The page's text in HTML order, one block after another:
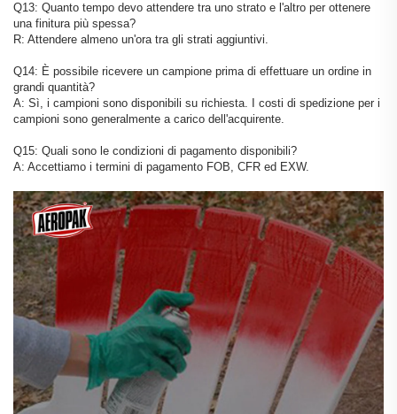
Q13: Quanto tempo devo attendere tra uno strato e l'altro per ottenere
una finitura più spessa?
R: Attendere almeno un'ora tra gli strati aggiuntivi.
Q14: È possibile ricevere un campione prima di effettuare un ordine in
grandi quantità?
A: Sì, i campioni sono disponibili su richiesta. I costi di spedizione per i
campioni sono generalmente a carico dell'acquirente.
Q15: Quali sono le condizioni di pagamento disponibili?
A: Accettiamo i termini di pagamento FOB, CFR ed EXW.